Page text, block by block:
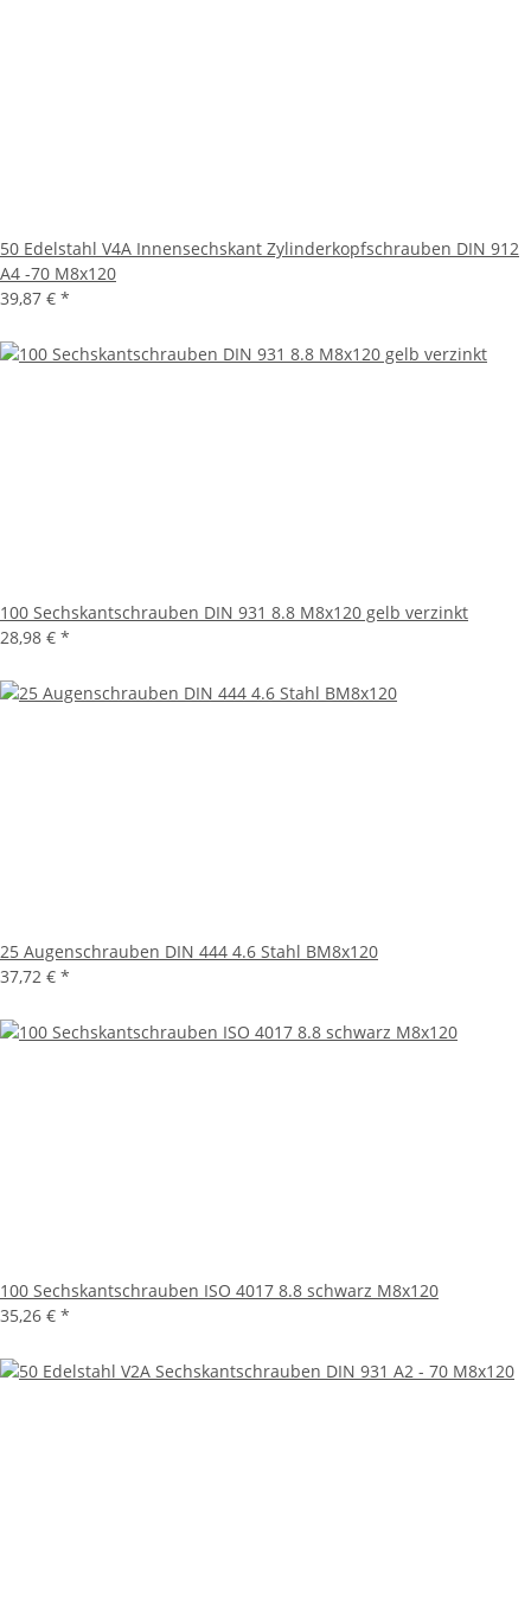
50 Edelstahl V4A Innensechskant Zylinderkopfschrauben DIN 912
A4 -70 M8x120
39,87 € *
100 Sechskantschrauben DIN 931 8.8 M8x120 gelb verzinkt
28,98 € *
25 Augenschrauben DIN 444 4.6 Stahl BM8x120
37,72 € *
100 Sechskantschrauben ISO 4017 8.8 schwarz M8x120
35,26 € *